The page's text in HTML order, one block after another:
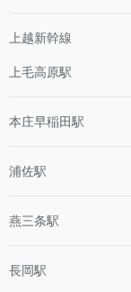
上越新幹線
上毛高原駅
本庄早稲田駅
浦佐駅
燕三条駅
長岡駅